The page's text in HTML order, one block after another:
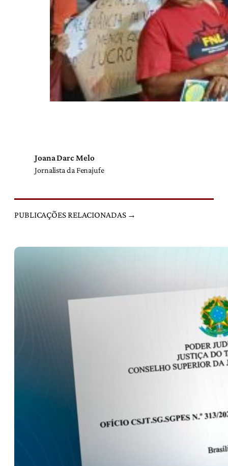
Joana Darc Melo
Jornalista da Fenajufe
PUBLICAÇÕES RELACIONADAS →